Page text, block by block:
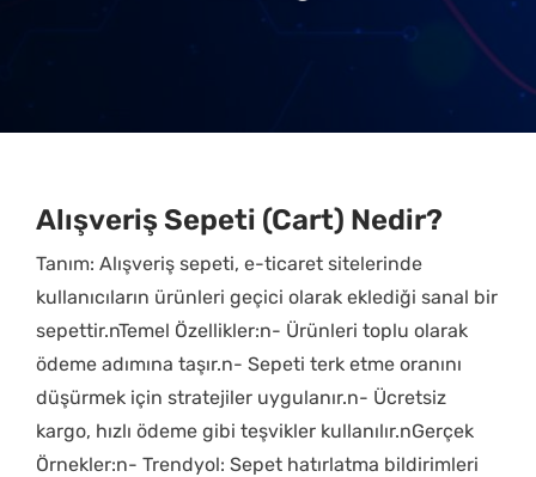
Alışveriş Sepeti (Cart) Nedir?
Tanım: Alışveriş sepeti, e-ticaret sitelerinde
kullanıcıların ürünleri geçici olarak eklediği sanal bir
sepettir.nTemel Özellikler:n- Ürünleri toplu olarak
ödeme adımına taşır.n- Sepeti terk etme oranını
düşürmek için stratejiler uygulanır.n- Ücretsiz
kargo, hızlı ödeme gibi teşvikler kullanılır.nGerçek
Örnekler:n- Trendyol: Sepet hatırlatma bildirimleri